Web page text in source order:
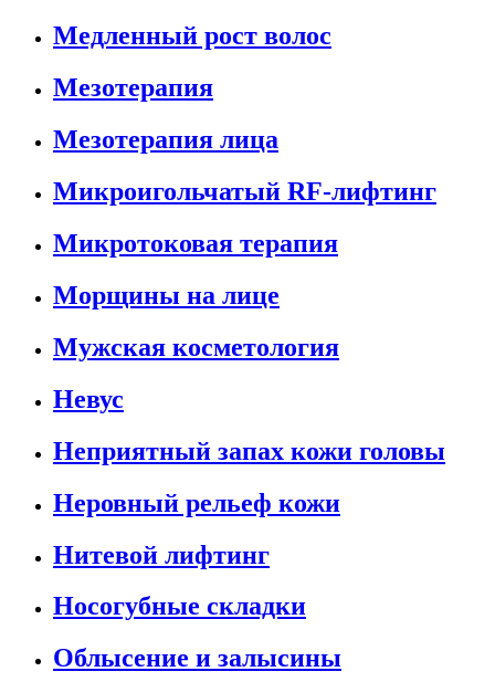
Медленный рост волос
Мезотерапия
Мезотерапия лица
Микроигольчатый RF-лифтинг
Микротоковая терапия
Морщины на лице
Мужская косметология
Невус
Неприятный запах кожи головы
Неровный рельеф кожи
Нитевой лифтинг
Носогубные складки
Облысение и залысины